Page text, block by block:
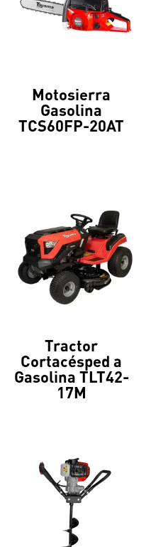
Motosierra
Gasolina
TCS60FP-20AT
Tractor
Cortacésped a
Gasolina TLT42-
17M